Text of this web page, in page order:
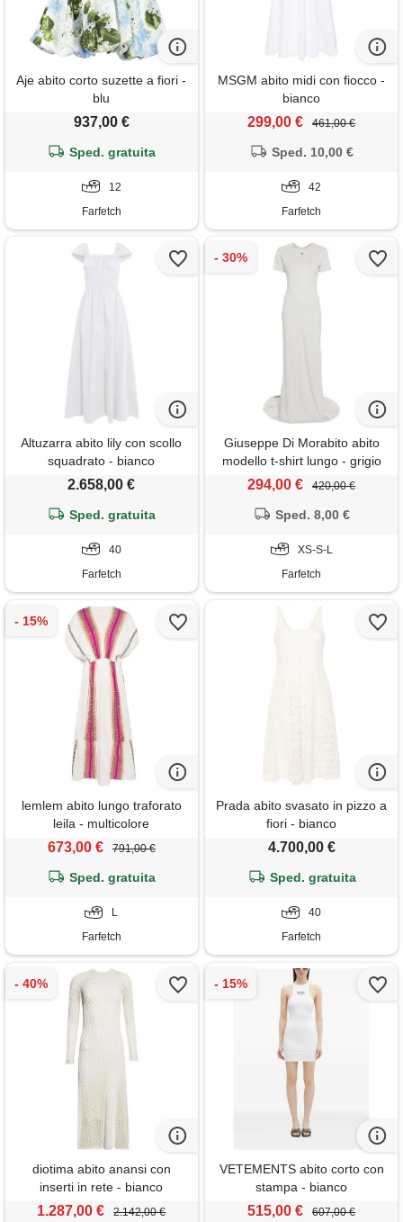
Aje abito corto suzette a fiori -
blu
937,00 €
Sped. gratuita
12
Farfetch
MSGM abito midi con fiocco -
bianco
299,00 € 461,00 €
Sped. 10,00 €
42
Farfetch
Altuzarra abito lily con scollo
squadrato - bianco
2.658,00 €
Sped. gratuita
40
Farfetch
Giuseppe Di Morabito abito
modello t-shirt lungo - grigio
294,00 € 420,00 €
Sped. 8,00 €
XS-S-L
Farfetch
lemlem abito lungo traforato
leila - multicolore
673,00 € 791,00 €
Sped. gratuita
L
Farfetch
Prada abito svasato in pizzo a
fiori - bianco
4.700,00 €
Sped. gratuita
40
Farfetch
diotima abito anansi con
inserti in rete - bianco
1.287,00 € 2.142,00 €
VETEMENTS abito corto con
stampa - bianco
515,00 € 607,00 €